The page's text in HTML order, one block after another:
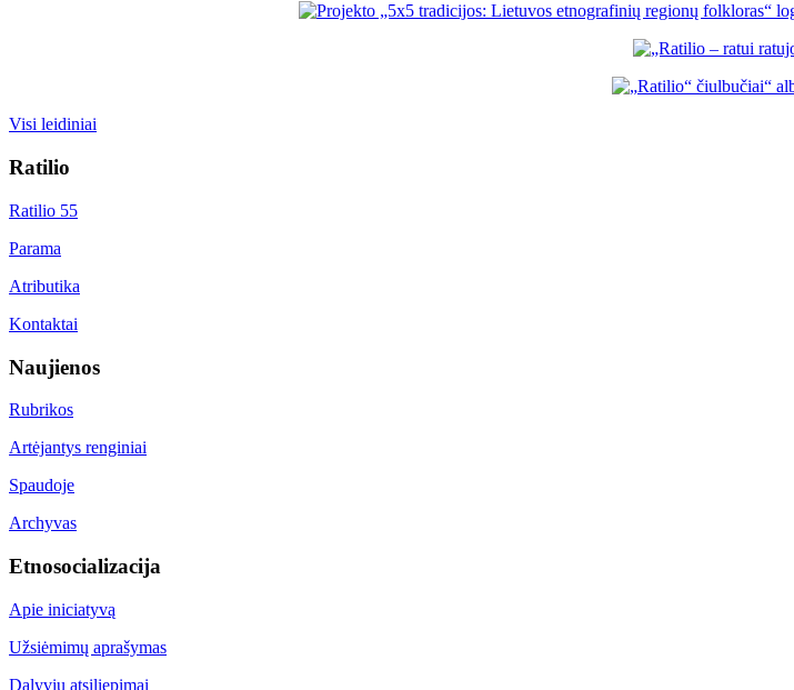
Visi leidiniai
Ratilio
Ratilio 55
Parama
Atributika
Kontaktai
Naujienos
Rubrikos
Artėjantys renginiai
Spaudoje
Archyvas
Etnosocializacija
Apie iniciatyvą
Užsiėmimų aprašymas
Dalyvių atsiliepimai